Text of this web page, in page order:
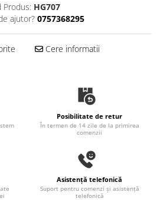
Produs: HG707
ajutor? 0757368295
Cere informatii
Posibilitate de retur
În termen de 14 zile de la primirea
comenzii
Asistență telefonică
Suport pentru comenzi și asistență
telefonică